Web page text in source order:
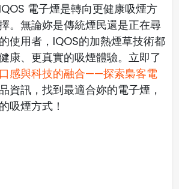
電子煙是轉向更健康吸煙方
。無論妳是傳統煙民還是正在尋
使用者，IQOS的加熱煙草技術都
康、更真實的吸煙體驗。立即了
感與科技的融合——探索梟客電
資訊，找到最適合妳的電子煙，
吸煙方式！